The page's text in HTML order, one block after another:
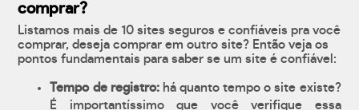
comprar?
Listamos mais de 10 sites seguros e confiáveis pra você
comprar, deseja comprar em outro site? Então veja os
pontos fundamentais para saber se um site é confiável:
Tempo de registro:há quanto tempo o site existe?
É importantíssimo que você verifique essa